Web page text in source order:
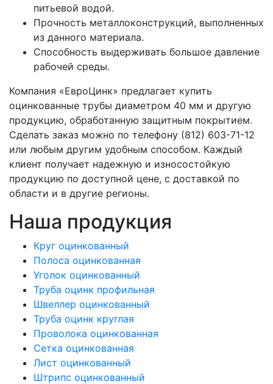
питьевой водой.
Прочность металлоконструкций, выполненных
из данного материала.
Способность выдерживать большое давление
рабочей среды.
Компания «ЕвроЦинк» предлагает купить
оцинкованные трубы диаметром 40 мм и другую
продукцию, обработанную защитным покрытием.
Сделать заказ можно по телефону (812) 603-71-12
или любым другим удобным способом. Каждый
клиент получает надежную и износостойкую
продукцию по доступной цене, с доставкой по
области и в другие регионы.
Наша продукция
Круг оцинкованный
Полоса оцинкованная
Уголок оцинкованный
Труба оцинк профильная
Швеллер оцинкованный
Труба оцинк круглая
Проволока оцинкованная
Сетка оцинкованная
Лист оцинкованный
Штрипс оцинкованный